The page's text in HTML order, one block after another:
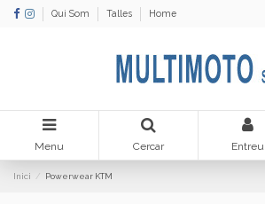
Qui Som Talles Home
Menu Cercar Entreu
Inici Powerwear KTM